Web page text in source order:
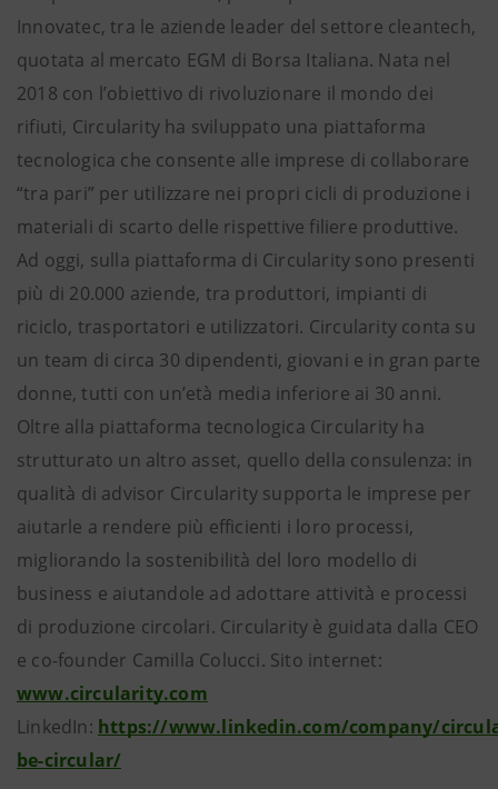
Innovatec, tra le aziende leader del settore cleantech,
quotata al mercato EGM di Borsa Italiana. Nata nel
2018 con l’obiettivo di rivoluzionare il mondo dei
rifiuti, Circularity ha sviluppato una piattaforma
tecnologica che consente alle imprese di collaborare
“tra pari” per utilizzare nei propri cicli di produzione i
materiali di scarto delle rispettive filiere produttive.
Ad oggi, sulla piattaforma di Circularity sono presenti
più di 20.000 aziende, tra produttori, impianti di
riciclo, trasportatori e utilizzatori. Circularity conta su
un team di circa 30 dipendenti, giovani e in gran parte
donne, tutti con un’età media inferiore ai 30 anni.
Oltre alla piattaforma tecnologica Circularity ha
strutturato un altro asset, quello della consulenza: in
qualità di advisor Circularity supporta le imprese per
aiutarle a rendere più efficienti i loro processi,
migliorando la sostenibilità del loro modello di
business e aiutandole ad adottare attività e processi
di produzione circolari. Circularity è guidata dalla CEO
e co-founder Camilla Colucci. Sito internet:
www.circularity.com
LinkedIn: https://www.linkedin.com/company/
be-circular/